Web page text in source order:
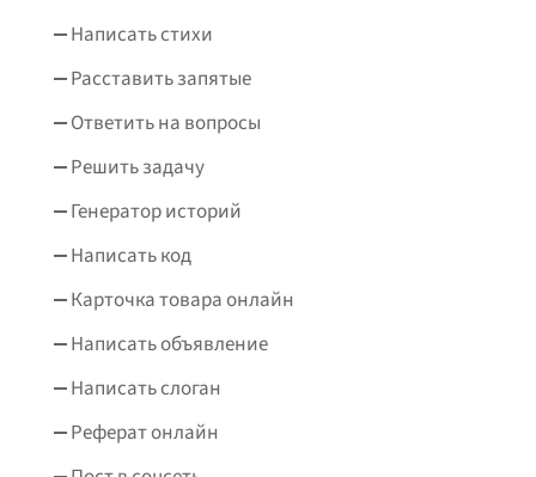
Написать стихи
Расставить запятые
Ответить на вопросы
Решить задачу
Генератор историй
Написать код
Карточка товара онлайн
Написать объявление
Написать слоган
Реферат онлайн